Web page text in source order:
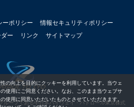
ーポリシー
情報セキュリティポリシー
ー
リンク サイトマップ
ループである中日本ハイウェイ・パトロール東京株式
の向上を目的にクッキーを利用しています。当ウェ
使用にご同意ください。なお、このまま当ウェブサ
使用に同意いただいたものとさせていただきます。